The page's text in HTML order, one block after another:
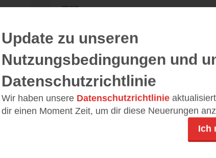
man...
Alle 15 Rezensionen anzeigen
Leseeindrücke
Update zu unseren
Nutzungsbedingungen und
Datenschutzrichtlinie
Wir haben unsere Datenschutzrichtlinie
dir einen Moment Zeit, um dir diese Neuerungen
Ich